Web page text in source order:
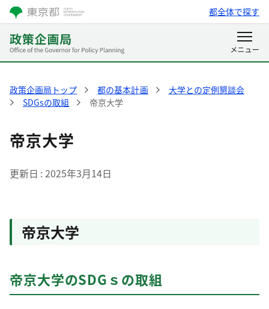
都全体で探す
政策企画局トップ 都の基本計画
大学との定例懇談会
SDGsの取組
帝京大学
帝京大学
更新日 2025年3月14日
帝京大学
帝京大学のSDGｓの取組